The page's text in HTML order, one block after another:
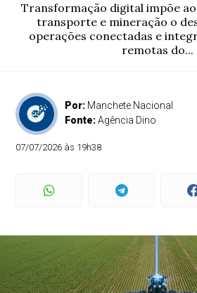
Transformação digital impõe
transporte e mineração o
operações conectadas e
remotas do...
Por: Manchete Nacional
Fonte:Agência Dino
07/07/2026 às 19h38